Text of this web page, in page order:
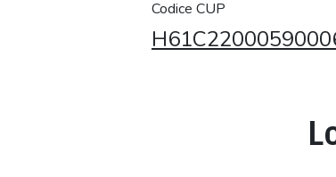
Codice CUP